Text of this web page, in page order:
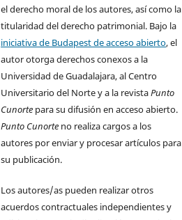
el derecho moral de los autores, así como la
titularidad del derecho patrimonial. Bajo la
iniciativa de Budapest de acceso abierto, el
autor otorga derechos conexos a la
Universidad de Guadalajara, al Centro
Universitario del Norte y a la revistaPunto
Cunorte para su difusión en acceso abierto.
Punto Cunorte no realiza cargos a los
autores por enviar y procesar artículos para
su publicación.
Los autores/as pueden realizar otros
acuerdos contractuales independientes y